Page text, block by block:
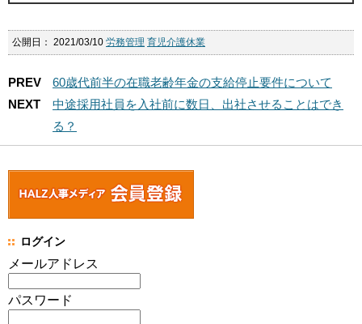
公開日： 2021/03/10 労務管理 育児介護休業
PREV
60歳代前半の在職老齢年金の支給停止要件について
NEXT
中途採用社員を入社前に数日、出社させることはでき
る？
ログイン
メールアドレス
パスワード